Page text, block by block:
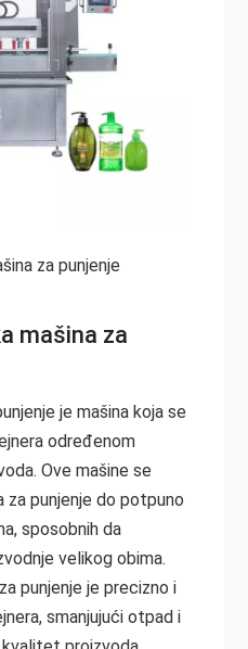
za punjenje
mašina za
je mašina koja se
određenom
Ove mašine se
za punjenje do potpuno
sposobnih da
velikog obima.
punjenje je precizno i
smanjujući otpad i